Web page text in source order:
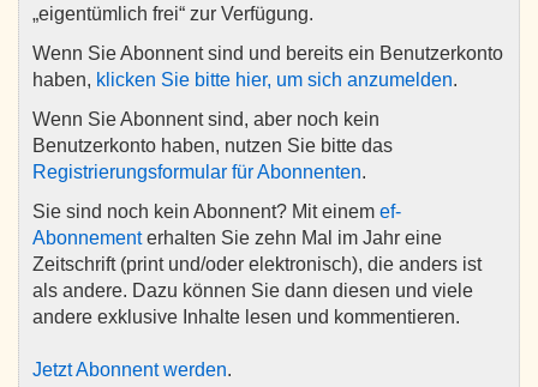
„eigentümlich frei“ zur Verfügung.
Wenn Sie Abonnent sind und bereits ein Benutzerkonto
haben, klicken Sie bitte hier, um sich anzumelden.
Wenn Sie Abonnent sind, aber noch kein
Benutzerkonto haben, nutzen Sie bitte das
Registrierungsformular für Abonnenten.
Sie sind noch kein Abonnent? Mit einem ef-
Abonnementerhalten Sie zehn Mal im Jahr eine
Zeitschrift (print und/oder elektronisch), die anders ist
als andere. Dazu können Sie dann diesen und viele
andere exklusive Inhalte lesen und kommentieren.
Jetzt Abonnent werden.